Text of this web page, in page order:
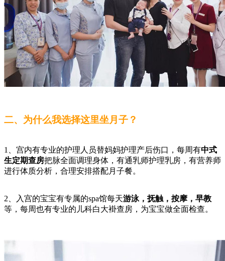
二、为什么我选择这里坐月子？
1、宫内有专业的护理人员替妈妈护理产后伤口，每周有中式
生定期查房把脉全面调理身体，有通乳师护理乳房，有营养师
进行体质分析，合理安排搭配月子餐。
2、入宫的宝宝有专属的spa馆每天游泳，抚触，按摩，早教
等，每周也有专业的儿科白大褂查房，为宝宝做全面检查。